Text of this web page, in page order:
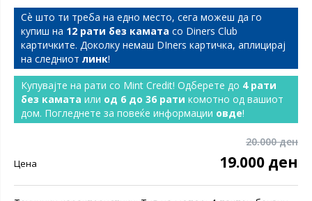
Сѐ што ти треба на едно место, сега можеш да го
купиш на 12 рати без камата со Diners Club
картичките. Доколку немаш DIners картичка, аплицирај
на следниот линк!
Купувајте на рати со Mint Credit! Одберете до 4 рати
без камата или од 6 до 36 рати комотно од вашиот
дом. Погледнете за повеќе информации овде!
20.000 ден
Цена 19.000 ден